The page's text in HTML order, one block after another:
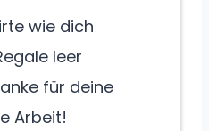
wie dich
leer
für deine
Arbeit!